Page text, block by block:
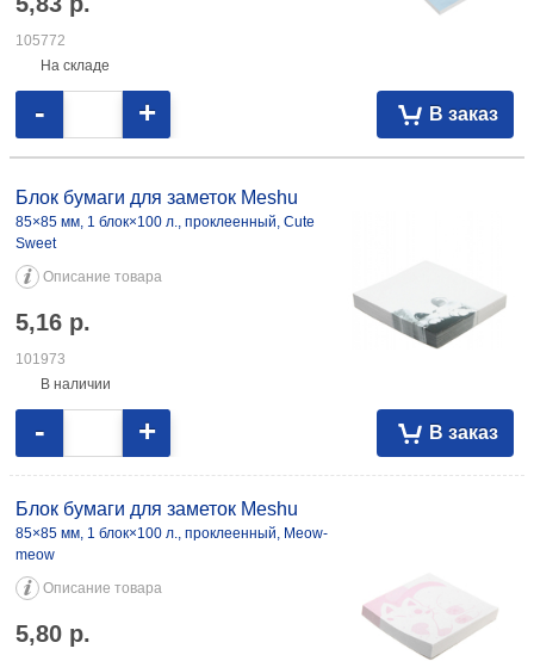
105772
На складе
В заказ
- +
Блок бумаги для заметок Meshu
85×85 мм, 1 блок×100 л., проклеенный, Cute
Sweet
Описание товара
5,16 р.
101973
В наличии
В заказ
- +
Блок бумаги для заметок Meshu
85×85 мм, 1 блок×100 л., проклеенный, Meow-
meow
Описание товара
5,80 р.